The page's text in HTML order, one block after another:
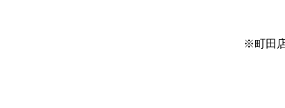
※町田